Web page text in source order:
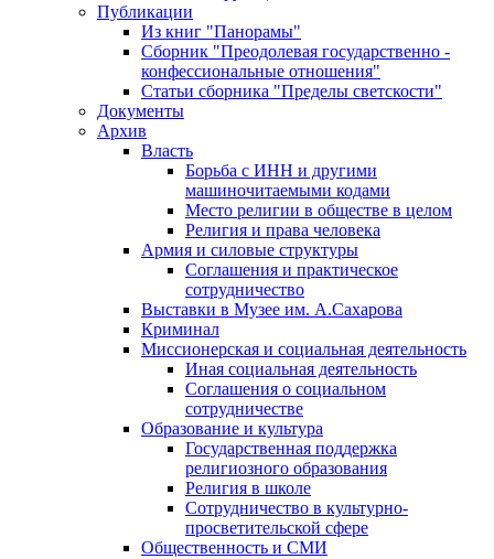
Публикации
Из книг "Панорамы"
Сборник "Преодолевая государственно -
конфессиональные отношения"
Статьи сборника "Пределы светскости"
Документы
Архив
Власть
Борьба с ИНН и другими
машиночитаемыми кодами
Место религии в обществе в целом
Религия и права человека
Армия и силовые структуры
Соглашения и практическое
сотрудничество
Выставки в Музее им. А.Сахарова
Криминал
Миссионерская и социальная деятельность
Иная социальная деятельность
Соглашения о социальном
сотрудничестве
Образование и культура
Государственная поддержка
религиозного образования
Религия в школе
Сотрудничество в культурно-
просветительской сфере
Общественность и СМИ